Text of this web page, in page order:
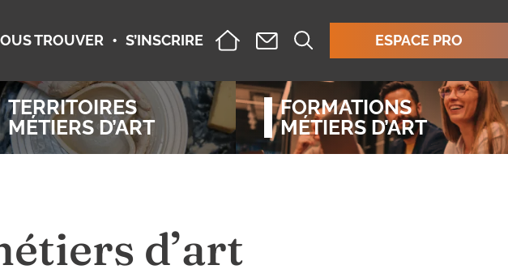
TROUVER • S’INSCRIRE ESPACE PRO
TERRITOIRES
MÉTIERS D’ART
FORMATIONS
MÉTIERS D’ART
d’art